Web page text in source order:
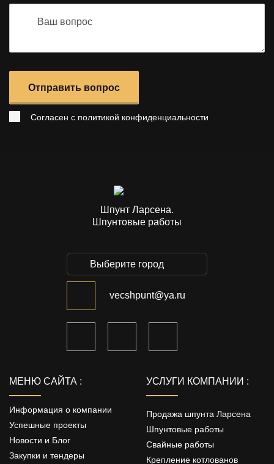
Отправить вопрос
Согласен с политикой конфиденциальности
Шпунт Ларсена.
Шпунтовые работы
Выберите город
vecshpunt@ya.ru
МЕНЮ САЙТА :
Информация о компании
Успешные проекты
Новости и Блог
Закупки и тендеры
УСЛУГИ КОМПАНИИ :
Продажа шпунта Ларсена
Шпунтовые работы
Свайные работы
Крепление котлованов